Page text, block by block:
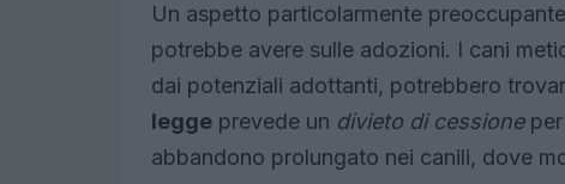
Un aspetto particolarmente
potrebbe avere sulle adozioni. I cani
dai potenziali adottanti, potrebbero
legge prevede un divieto di cessioneper
abbandono prolungato nei canili, dove